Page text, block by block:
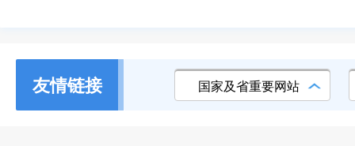
友情链接 国家及省重要网站